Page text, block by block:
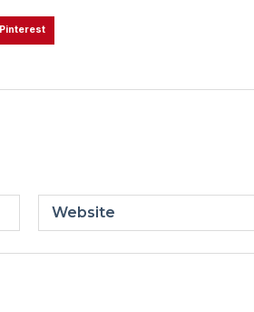
Pinterest
Website